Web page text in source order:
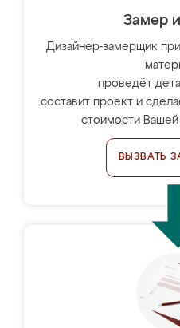
Замер
Дизайнер-замерщик
проведёт
составит проект и
стоимости
ВЫЗВАТЬ